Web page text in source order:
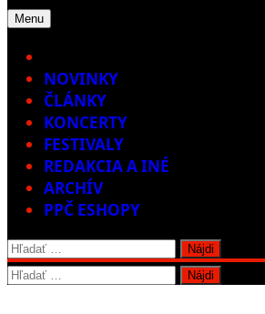
Menu
NOVINKY
ČLÁNKY
KONCERTY
FESTIVALY
REDAKCIA A INÉ
ARCHÍV
PPČ ESHOPY
Hľadať:
Hľadať: